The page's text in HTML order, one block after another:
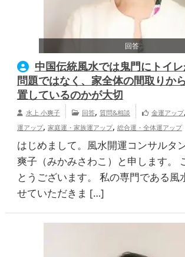
回答
中国伝統風水では鬼門にトイ
問題ではなく、家全体の間取りか
置しているのかが大切
水上 小爽子 回答, 質問&相談 金運アップ,
運アップ, 家庭運・家族運アップ, 総合運・全体運アップ
はじめまして。風水開運コンサルタ
爽子（みかみさわこ）と申します。
とうございます。 私の専門である風
せていただきま […]